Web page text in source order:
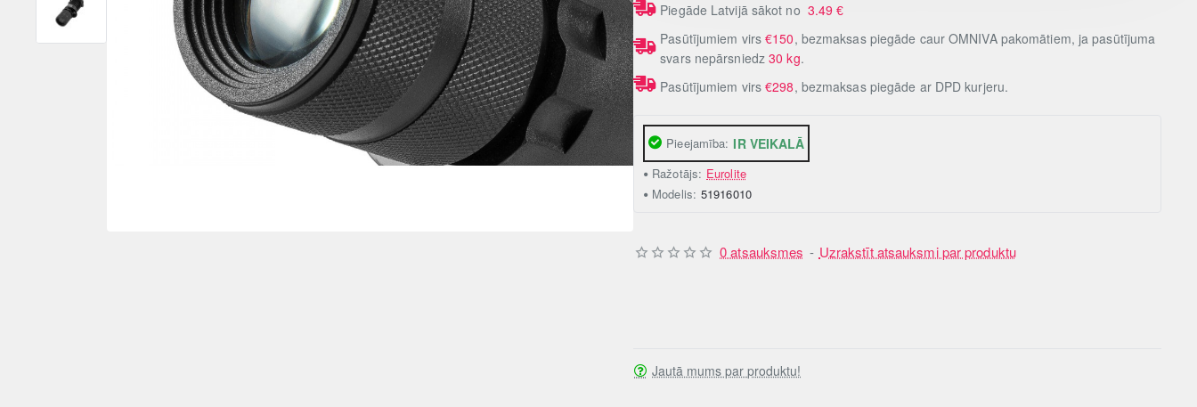
Pieejamība: IR VEIKALĀ
Ražotājs: Eurolite
Modelis: 51916010
0 atsauksmes - Uzrakstīt atsauksmi par produktu
Piegāde Latvijā sākot no 3.49€
Pasūtījumiem virs€150, bezmaksas piegāde caur OMNIVA pakomātiem, ja pasūtījuma
svars nepārsniedz30 kg.
Pasūtījumiem virs€298, bezmaksas piegāde ar DPD kurjeru.
Jautā mums par produktu!